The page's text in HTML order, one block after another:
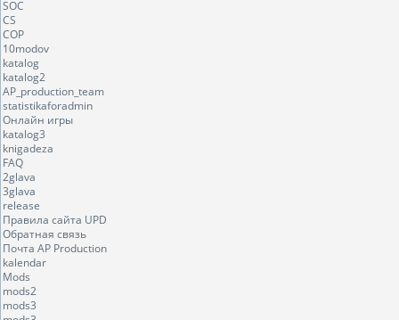
SOC
CS
COP
10modov
katalog
katalog2
AP_production_team
statistikaforadmin
Онлайн игры
katalog3
knigadeza
FAQ
2glava
3glava
release
Правила сайта UPD
Обратная связь
Почта AP Production
kalendar
Mods
mods2
mods3